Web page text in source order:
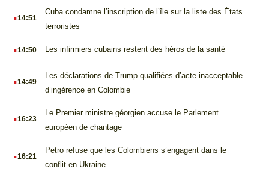
.14:51
Cuba condamne l’inscription de l’île sur la liste des États
terroristes
.14:50 Les infirmiers cubains restent des héros de la santé
.14:49
Les déclarations de Trump qualifiées d’acte inacceptable
d’ingérence en Colombie
.16:23
Le Premier ministre géorgien accuse le Parlement
européen de chantage
.16:21
Petro refuse que les Colombiens s’engagent dans le
conflit en Ukraine